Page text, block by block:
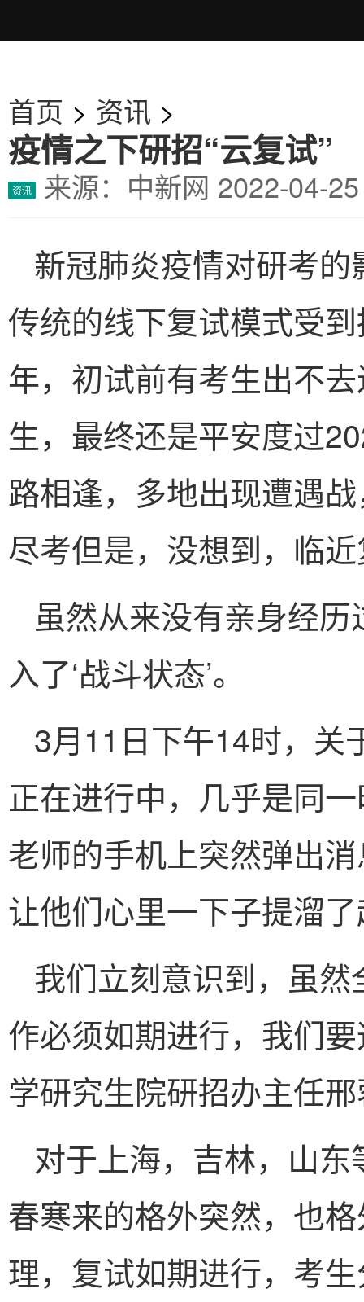
首页 > 资讯 >
疫情之下研招“云复试”
资讯 来源：中新网 2022-04-
新冠肺炎疫情对研考
传统的线下复试模式受
年，初试前有考生出不
生，最终还是平安度过
路相逢，多地出现遭遇
尽考但是，没想到，临
虽然从来没有亲身经
入了‘战斗状态’。
3月11日下午14时，关
正在进行中，几乎是同
老师的手机上突然弹出
让他们心里一下子提溜
我们立刻意识到，虽
作必须如期进行，我们
学研究生院研招办主任
对于上海，吉林，山
春寒来的格外突然，也
理，复试如期进行，考